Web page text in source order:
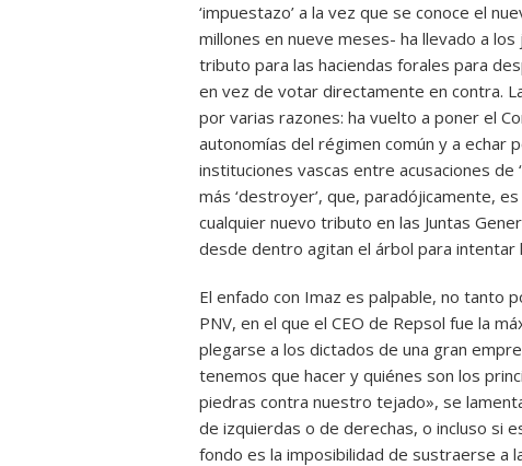
‘impuestazo’ a la vez que se conoce el
millones en nueve meses- ha llevado a
tributo para las haciendas forales para
en vez de votar directamente en contra.
por varias razones: ha vuelto a poner el
autonomías del régimen común y a
instituciones vascas entre acusaciones de
más ‘destroyer’, que, paradójicamente,
cualquier nuevo tributo en las Juntas
desde dentro agitan el árbol para intentar
El enfado con Imaz es palpable, no tanto
PNV, en el que el CEO de Repsol fue la
plegarse a los dictados de una gran
tenemos que hacer y quiénes son los
piedras contra nuestro tejado», se
de izquierdas o de derechas, o incluso si
fondo es la imposibilidad de sustraerse a